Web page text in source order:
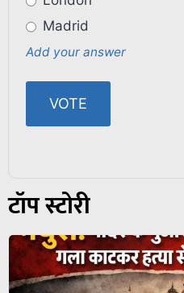
Madrid
Add your answer
टॉप स्टोरी